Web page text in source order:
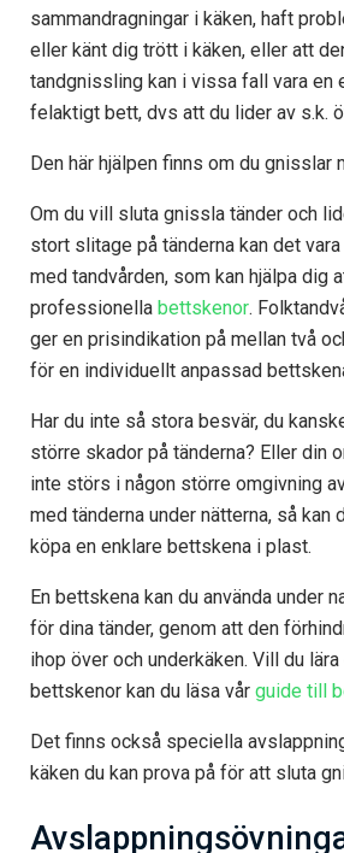
sammandragningar i käken, haft
eller känt dig trött i käken, eller att
tandgnissling kan i vissa fall vara en
felaktigt bett, dvs att du lider av s.k.
Den här hjälpen finns om du gnisslar
Om du vill sluta gnissla tänder och
stort slitage på tänderna kan det
med tandvården, som kan hjälpa dig
professionella bettskenor.
ger en prisindikation på mellan två
för en individuellt anpassad
Har du inte så stora besvär, du
större skador på tänderna? Eller din
inte störs i någon större omgivning
med tänderna under nätterna, så kan
köpa en enklare bettskena i plast.
En bettskena kan du använda under
för dina tänder, genom att den
ihop över och underkäken. Vill du
bettskenor kan du läsa vår guide till
Det finns också speciella
käken du kan prova på för att sluta